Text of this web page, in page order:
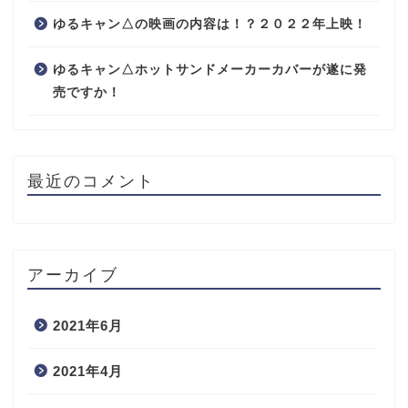
ゆるキャン△の映画の内容は！？２０２２年上映！
ゆるキャン△ホットサンドメーカーカバーが遂に発
売ですか！
最近のコメント
アーカイブ
2021年6月
2021年4月